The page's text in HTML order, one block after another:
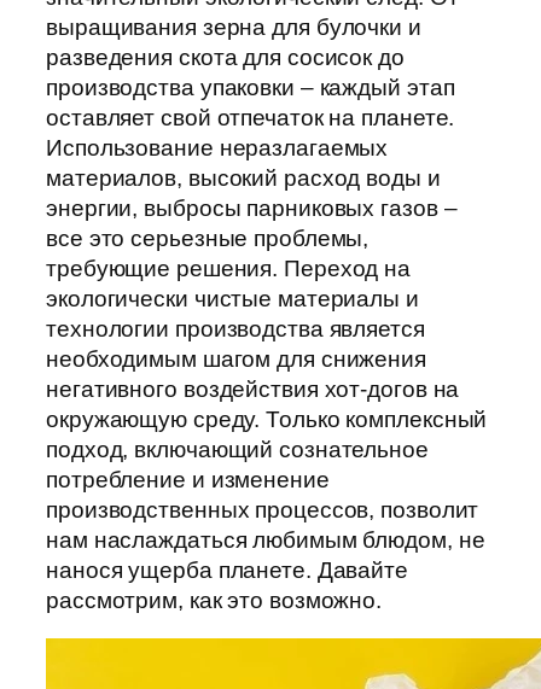
выращивания зерна для булочки и
разведения скота для сосисок до
производства упаковки – каждый этап
оставляет свой отпечаток на планете.
Использование неразлагаемых
материалов, высокий расход воды и
энергии, выбросы парниковых газов –
все это серьезные проблемы,
требующие решения. Переход на
экологически чистые материалы и
технологии производства является
необходимым шагом для снижения
негативного воздействия хот-догов на
окружающую среду. Только комплексный
подход, включающий сознательное
потребление и изменение
производственных процессов, позволит
нам наслаждаться любимым блюдом, не
нанося ущерба планете. Давайте
рассмотрим, как это возможно.